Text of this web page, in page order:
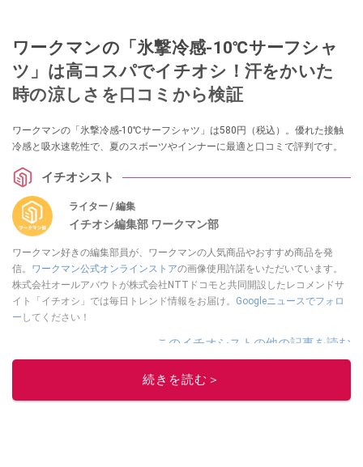
ワークマンの「氷撃冷感-10℃サーフシャ
ツ」は高コスパでイチオシ！汗をかいた
時の涼しさを口コミから検証
ワークマンの「氷撃冷感-10℃サーフシャツ」は580円（税込）。優れた接触
冷感と吸水速乾性で、夏のスポーツやインナーに最適と口コミで評判です。
イチオシスト
ライター / 編集
イチオシ編集部 ワークマン部
ワークマン好きの編集部員が、ワークマンの人気商品やおすすめ商品を発
信。 ワークマン公式オンラインストアの画像使用許諾をいただいています。
株式会社オールアバウトが株式会社NTTドコモと共同開設したレコメンドサ
イト「イチオシ」では毎日トレンド情報をお届け。 Googleニュースでフォロ
ー してください！
このイチオシストの他の記事を読む
続きを読む＞